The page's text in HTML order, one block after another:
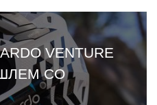
VENTURE
СО